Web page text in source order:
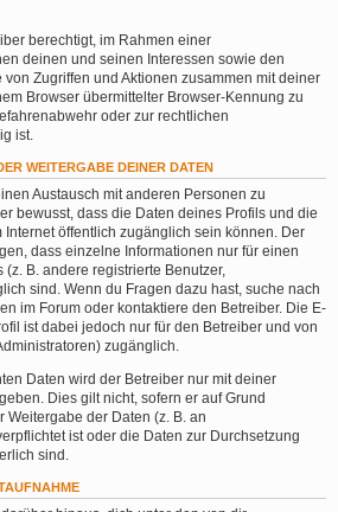
berechtigt, im Rahmen einer
deinen und seinen Interessen sowie den
von Zugriffen und Aktionen zusammen mit deiner
Browser übermittelter Browser-Kennung zu
oder zur rechtlichen
ist.
WEITERGABE DEINER DATEN
Austausch mit anderen Personen zu
bewusst, dass die Daten deines Profils und die
öffentlich zugänglich sein können. Der
dass einzelne Informationen nur für einen
B. andere registrierte Benutzer,
sind. Wenn du Fragen dazu hast, suche nach
im Forum oder kontaktiere den Betreiber. Die E-
ist dabei jedoch nur für den Betreiber und von
zugänglich.
Daten wird der Betreiber nur mit deiner
Dies gilt nicht, sofern er auf Grund
der Daten (z. B. an
ist oder die Daten zur Durchsetzung
sind.